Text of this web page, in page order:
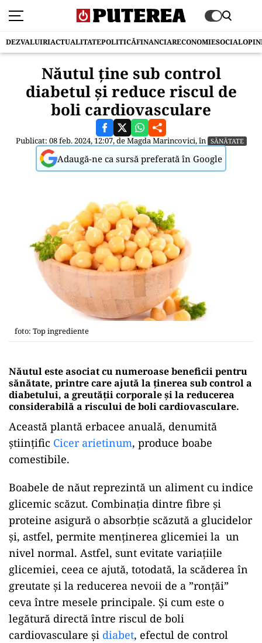
DEZVALUIRIACTUALITATEPOLITICĂFINANCIARECONOMIESOCIAL
Năutul ține sub control
diabetul și reduce riscul de
boli cardiovasculare
Publicat: 08 feb. 2024, 12:07, deMagda Marincovici, în SĂNĂTATE
Adaugă-ne ca sursă preferată în Google
foto: Top ingrediente
Năutul este asociat cu numeroase beneficii pentru
sănătate, printre care ajută la ținerea sub control a
diabetului, a greutății corporale și la reducerea
considerabilă a riscului de boli cardiovasculare.
Această plantă erbacee anuală, denumită
științific Cicer arietinum, produce boabe
comestibile.
Boabele de năut reprezintă un aliment cu indice
glicemic scăzut. Combinația dintre fibre și
proteine asigură o absorbție scăzută a glucidelor
și, astfel, permite menținerea glicemiei la un
nivel normal. Astfel, sunt evitate variațiile
glicemiei, ceea ce ajută, totodată, la scăderea în
greutate și la reducerea nevoii de a ”ronțăi”
ceva între mesele principale. Și cum este o
legătură directă între riscul de boli
cardiovasculare și diabet, efectul de control